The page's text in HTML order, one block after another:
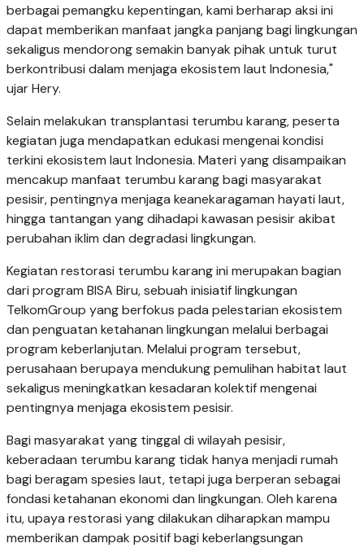
berbagai pemangku kepentingan, kami berharap aksi ini
dapat memberikan manfaat jangka panjang bagi lingkungan
sekaligus mendorong semakin banyak pihak untuk turut
berkontribusi dalam menjaga ekosistem laut Indonesia,"
ujar Hery.
Selain melakukan transplantasi terumbu karang, peserta
kegiatan juga mendapatkan edukasi mengenai kondisi
terkini ekosistem laut Indonesia. Materi yang disampaikan
mencakup manfaat terumbu karang bagi masyarakat
pesisir, pentingnya menjaga keanekaragaman hayati laut,
hingga tantangan yang dihadapi kawasan pesisir akibat
perubahan iklim dan degradasi lingkungan.
Kegiatan restorasi terumbu karang ini merupakan bagian
dari program BISA Biru, sebuah inisiatif lingkungan
TelkomGroup yang berfokus pada pelestarian ekosistem
dan penguatan ketahanan lingkungan melalui berbagai
program keberlanjutan. Melalui program tersebut,
perusahaan berupaya mendukung pemulihan habitat laut
sekaligus meningkatkan kesadaran kolektif mengenai
pentingnya menjaga ekosistem pesisir.
Bagi masyarakat yang tinggal di wilayah pesisir,
keberadaan terumbu karang tidak hanya menjadi rumah
bagi beragam spesies laut, tetapi juga berperan sebagai
fondasi ketahanan ekonomi dan lingkungan. Oleh karena
itu, upaya restorasi yang dilakukan diharapkan mampu
memberikan dampak positif bagi keberlangsungan